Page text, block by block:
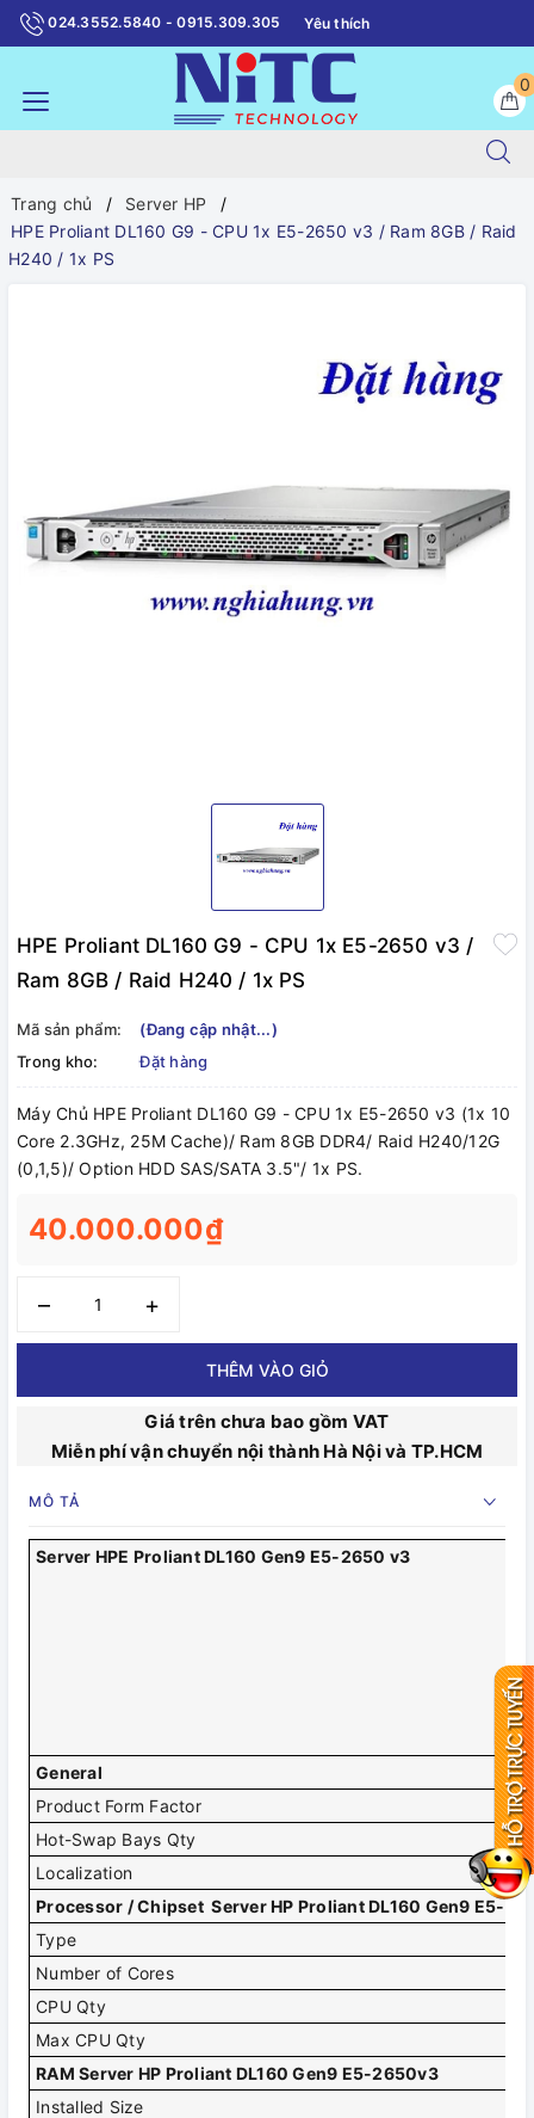
024.3552.5840 - 0915.309.305 Yêu thích
0
Trang chủ
Server HP
HPE Proliant DL160 G9 - CPU 1x E5-2650 v3 / Ram 8GB / Raid
H240 / 1x PS
HPE Proliant DL160 G9 - CPU 1x E5-2650 v3 /
Ram 8GB / Raid H240 / 1x PS
Mã sản phẩm:
(Đang cập nhật...)
Trong kho:
Đặt hàng
Máy Chủ HPE Proliant DL160 G9 - CPU 1x E5-2650 v3 (1x 10
Core 2.3GHz, 25M Cache)/ Ram 8GB DDR4/ Raid H240/12G
(0,1,5)/ Option HDD SAS/SATA 3.5"/ 1x PS.
40.000.000₫
– +
THÊM VÀO GIỎ
Giá trên chưa bao gồm VAT
Miễn phí vận chuyển nội thành Hà Nội và TP.HCM
MÔ TẢ
Server HPE Proliant DL160 Gen9 E5-2650 v3
"
General
Product Form Factor
Hot-Swap Bays Qty
8
Localization
Processor / Chipset Server HP Proliant DL160 Gen9 E5-
Type
Number of Cores
CPU Qty
Max CPU Qty
RAM Server HP Proliant DL160 Gen9 E5-2650v3
Installed Size